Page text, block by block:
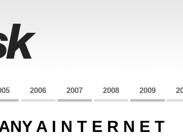
2006 2007 2008 2009
A I N T E R N E T